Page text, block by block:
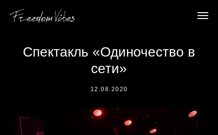
Спектакль «Одиночество в
сети»
12.08.2020